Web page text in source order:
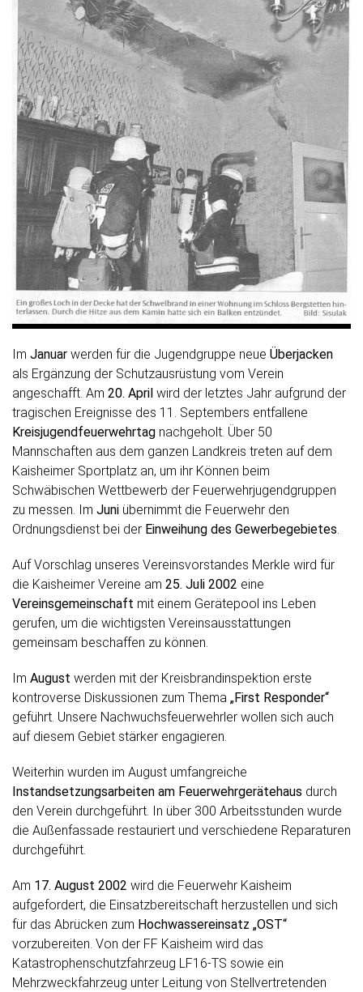
Im Januar werden für die Jugendgruppe neue Überjacken
als Ergänzung der Schutzausrüstung vom Verein
angeschafft. Am 20. April wird der letztes Jahr aufgrund der
tragischen Ereignisse des 11. Septembers entfallene
Kreisjugendfeuerwehrtag nachgeholt. Über 50
Mannschaften aus dem ganzen Landkreis treten auf dem
Kaisheimer Sportplatz an, um ihr Können beim
Schwäbischen Wettbewerb der Feuerwehrjugendgruppen
zu messen. Im Juni übernimmt die Feuerwehr den
Ordnungsdienst bei der Einweihung des Gewerbegebietes.
Auf Vorschlag unseres Vereinsvorstandes Merkle wird für
die Kaisheimer Vereine am 25. Juli 2002 eine
Vereinsgemeinschaft mit einem Gerätepool ins Leben
gerufen, um die wichtigsten Vereinsausstattungen
gemeinsam beschaffen zu können.
Im August werden mit der Kreisbrandinspektion erste
kontroverse Diskussionen zum Thema „First Responder“
geführt. Unsere Nachwuchsfeuerwehrler wollen sich auch
auf diesem Gebiet stärker engagieren.
Weiterhin wurden im August umfangreiche
Instandsetzungsarbeiten am Feuerwehrgerätehaus durch
den Verein durchgeführt. In über 300 Arbeitsstunden wurde
die Außenfassade restauriert und verschiedene Reparaturen
durchgeführt.
Am 17. August 2002 wird die Feuerwehr Kaisheim
aufgefordert, die Einsatzbereitschaft herzustellen und sich
für das Abrücken zum Hochwassereinsatz „OST“
vorzubereiten. Von der FF Kaisheim wird das
Katastrophenschutzfahrzeug LF16-TS sowie ein
Mehrzweckfahrzeug unter Leitung von Stellvertretenden